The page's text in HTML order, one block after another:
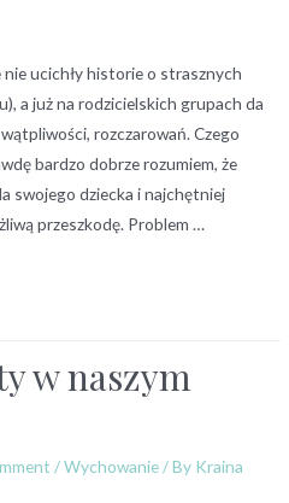
nie ucichły historie o strasznych
a już na rodzicielskich grupach da
rozczarowań. Czego
bardzo dobrze rozumiem, że
swojego dziecka i najchętniej
przeszkodę. Problem …
w naszym
/Wychowanie/ By Kraina